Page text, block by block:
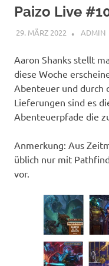
Paizo Live
29. MÄRZ 2022 ADMIN
Aaron Shanks stellt
diese Woche
Abenteuer und durch
Lieferungen sind es
Abenteuerpfade die
Anmerkung: Aus
üblich nur mit
vor.